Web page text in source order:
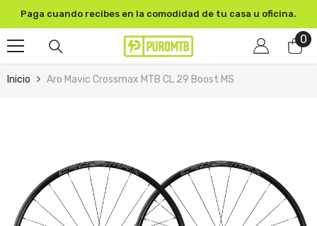
SKIP TO CONTENT
Paga cuando recibes en la comodidad de tu casa u oficina.
00
Inicio Aro Mavic Crossmax MTB CL 29 Boost MS